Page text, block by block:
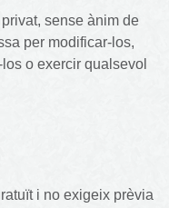
sense ànim de
per modificar-los,
o exercir qualsevol
i no exigeix prèvia